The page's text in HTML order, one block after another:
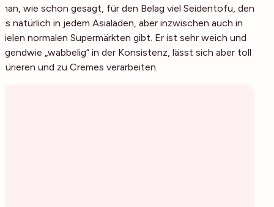
man, wie schon gesagt, für den Belag viel Seidentofu, den
es natürlich in jedem Asialaden, aber inzwischen auch in
vielen normalen Supermärkten gibt. Er ist sehr weich und
irgendwie „wabbelig“ in der Konsistenz, lässt sich aber toll
pürieren und zu Cremes verarbeiten.